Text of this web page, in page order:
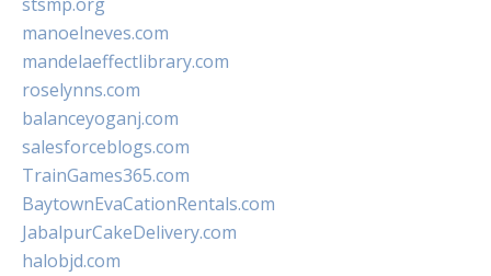
manoelneves.com
mandelaeffectlibrary.com
roselynns.com
balanceyoganj.com
salesforceblogs.com
TrainGames365.com
BaytownEvaCationRentals.com
JabalpurCakeDelivery.com
halobjd.com